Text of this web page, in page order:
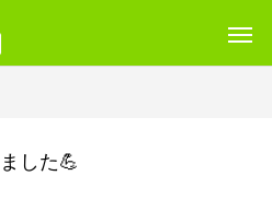
継続支援B型・ニコサービス
した💪